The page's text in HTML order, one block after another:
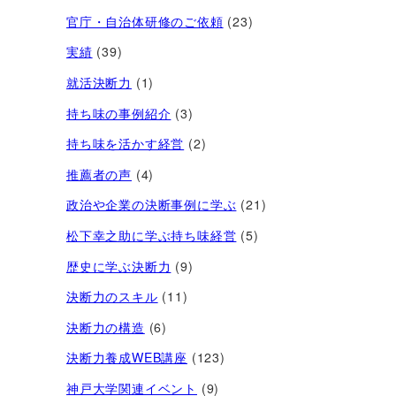
官庁・自治体研修のご依頼 (23)
実績 (39)
就活決断力 (1)
持ち味の事例紹介 (3)
持ち味を活かす経営​ (2)
推薦者の声 (4)
政治や企業の決断事例に学ぶ (21)
松下幸之助に学ぶ持ち味経営 (5)
歴史に学ぶ決断力 (9)
決断力のスキル (11)
決断力の構造 (6)
決断力養成WEB講座 (123)
神戸大学関連イベント (9)